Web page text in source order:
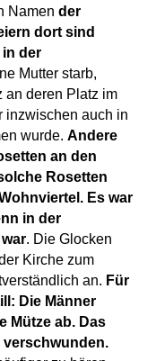
Namen der
dort sind
der
Mutter starb,
an deren Platz im
inzwischen auch in
wurde. Andere
an den
Rosetten
Es war
in der
. Die Glocken
Kirche zum
an. Für
Die Männer
Mütze ab. Das
verschwunden.